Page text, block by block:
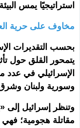
استراتيجيًا يمس
مخاوف على حرية
بحسب التقديرات
يتمحور القلق حول
الإسرائيلي في عدد
وسورية ولبنان
مقاتلة هجومية؛